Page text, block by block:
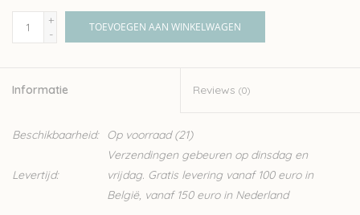
+
-
TOEVOEGEN AAN WINKELWAGEN
Informatie Reviews (0)
Beschikbaarheid: Op voorraad(21)
Levertijd:
Verzendingen gebeuren op dinsdag en
vrijdag. Gratis levering vanaf 100 euro in
België, vanaf 150 euro in Nederland